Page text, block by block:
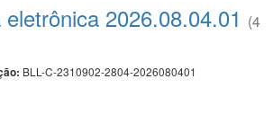
2026.08.04.01 (4
BLL-C-2310902-2804-2026080401